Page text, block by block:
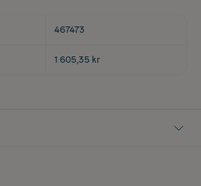
467473
1 605,35 kr